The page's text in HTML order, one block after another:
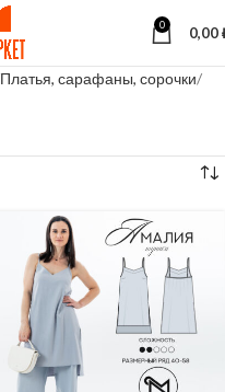
0 0,00
Платья, сарафаны, сорочки